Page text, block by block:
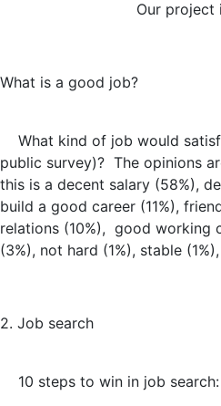
Our project
What is a good job?
What kind of job would
public survey)? The opinions
this is a decent salary (58%),
build a good career (11%),
relations (10%), good working
(3%), not hard (1%), stable
2. Job search
10 steps to win in job search: